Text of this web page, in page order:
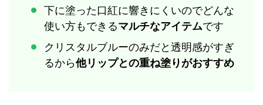
下に塗った口紅に響きにくいのでどんな
使い方もできるマルチなアイテムです
クリスタルブルーのみだと透明感がすぎ
るから他リップとの重ね塗りがおすすめ